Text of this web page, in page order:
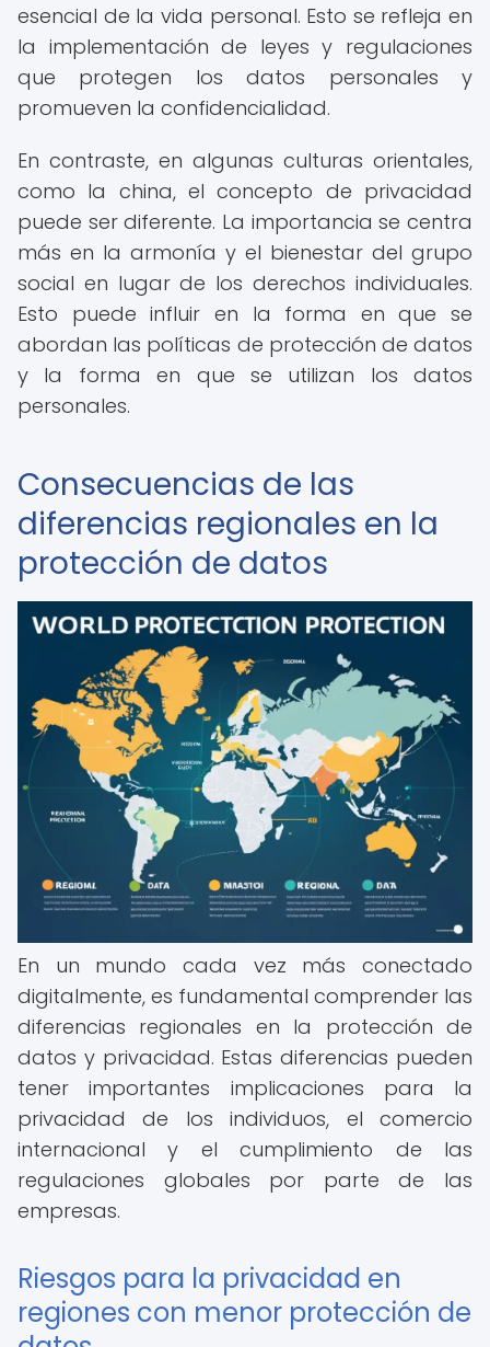
esencial de la vida personal. Esto se refleja en
la implementación de leyes y regulaciones
que protegen los datos personales y
promueven la confidencialidad.
En contraste, en algunas culturas orientales,
como la china, el concepto de privacidad
puede ser diferente. La importancia se centra
más en la armonía y el bienestar del grupo
social en lugar de los derechos individuales.
Esto puede influir en la forma en que se
abordan las políticas de protección de datos
y la forma en que se utilizan los datos
personales.
Consecuencias de las
diferencias regionales en la
protección de datos
En un mundo cada vez más conectado
digitalmente, es fundamental comprender las
diferencias regionales en la protección de
datos y privacidad. Estas diferencias pueden
tener importantes implicaciones para la
privacidad de los individuos, el comercio
internacional y el cumplimiento de las
regulaciones globales por parte de las
empresas.
Riesgos para la privacidad en
regiones con menor protección de